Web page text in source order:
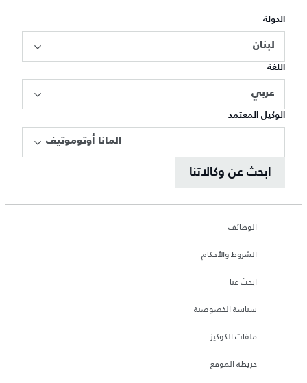
الدولة
لبنان
اللغة
عربي
الوكيل المعتمد
المانا أوتوموتيف
ابحث عن وكالاتنا
الوظائف
الشروط والأحكام
ابحث عنا
سياسة الخصوصية
ملفات الكوكيز
خريطة الموقع